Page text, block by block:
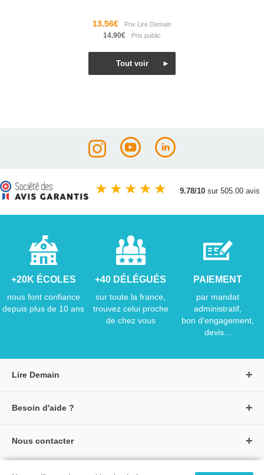
13.56€
14.90€
★ ★ ★ ★ ★ 9.78/10 sur 505.00 avis
+20K ÉCOLES
nous font confiance
depuis plus de 10 ans
+40 DÉLÉGUÉS
sur toute la france,
trouvez celui proche
de chez vous
PAIEMENT
par mandat
administratif,
bon d'engagement,
devis...
Lire Demain
Créer un compte
Besoin d'aide ?
Nous contacter
Formulaire de contact